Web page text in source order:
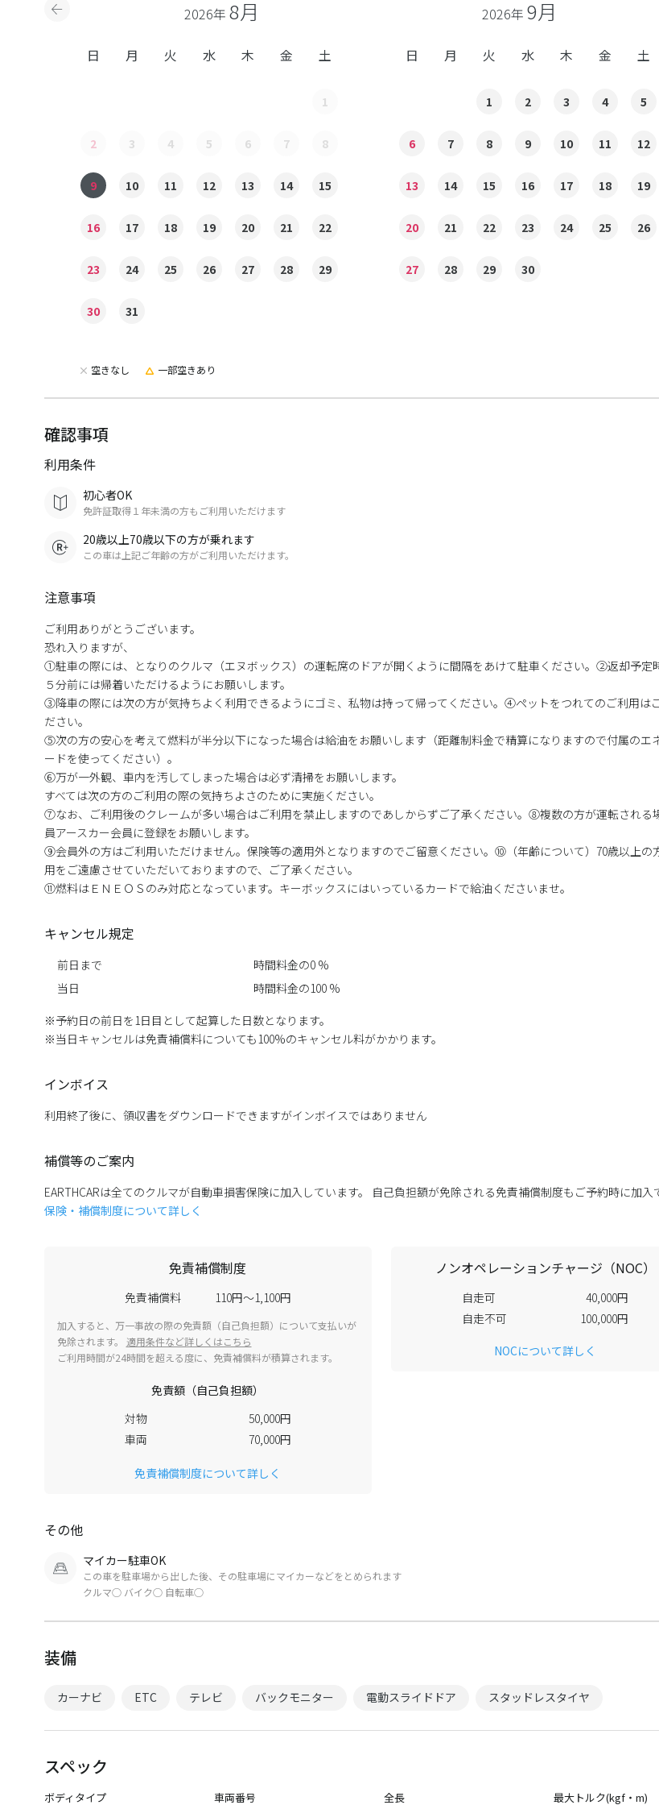
2026年 8月 2026年 9月
日 月 火 水 木 金 土
1
2 3 4 5 6 7 8
9 10 11 12 13 14 15
16 17 18 19 20 21 22
23 24 25 26 27 28 29
30 31
日 月 火 水 木 金 土
1 2 3 4 5
6 7 8 9 10 11 12
13 14 15 16 17 18 19
20 21 22 23 24 25 26
27 28 29 30
空きなし 一部空きあり
確認事項
利用条件
初心者OK
免許証取得１年未満の方もご利用いただけます
20歳以上70歳以下の方が乗れます
この車は上記ご年齢の方がご利用いただけます。
注意事項
ご利用ありがとうございます。
恐れ入りますが、
①駐車の際には、となりのクルマ（エヌボックス）の運転席のドアが開くように間隔をあけて駐車ください。②返却予定
５分前には帰着いただけるようにお願いします。
③降車の際には次の方が気持ちよく利用できるようにゴミ、私物は持って帰ってください。④ペットをつれてのご利用は
ださい。
⑤次の方の安心を考えて燃料が半分以下になった場合は給油をお願いします（距離制料金で精算になりますので付属のエ
ードを使ってください）。
⑥万が一外観、車内を汚してしまった場合は必ず清掃をお願いします。
すべては次の方のご利用の際の気持ちよさのために実施ください。
⑦なお、ご利用後のクレームが多い場合はご利用を禁止しますのであしからずご了承ください。⑧複数の方が運転される
員アースカー会員に登録をお願いします。
⑨会員外の方はご利用いただけません。保険等の適用外となりますのでご留意ください。⑩（年齢について）70歳以上の
用をご遠慮させていただいておりますので、ご了承ください。
⑪燃料はＥＮＥＯＳのみ対応となっています。キーボックスにはいっているカードで給油くださいませ。
キャンセル規定
前日まで
時間料金の0 %
当日
時間料金の100 %
予約日の前日を1日目として起算した日数となります。
当日キャンセルは免責補償料についても100%のキャンセル料がかかります。
インボイス
利用終了後に、領収書をダウンロードできますがインボイスではありません
補償等のご案内
EARTHCARは全てのクルマが自動車損害保険に加入しています。 自己負担額が免除される免責補償制度もご予約時に加入
保険・補償制度について詳しく
免責補償制度
免責補償料 110円～1,100円
加入すると、万一事故の際の免責額（自己負担額）について支払いが
免除されます。 適用条件など詳しくはこちら
ご利用時間が24時間を超える度に、免責補償料が積算されます。
免責額（自己負担額）
対物
50,000円
車両
70,000円
免責補償制度について詳しく
ノンオペレーションチャージ（NOC）
自走可
40,000円
自走不可
100,000円
NOCについて詳しく
その他
マイカー駐車OK
この車を駐車場から出した後、その駐車場にマイカーなどをとめられます
クルマ○ バイク○ 自転車○
装備
カーナビ ETC テレビ バックモニター 電動スライドドア スタッドレスタイヤ
スペック
ボディタイプ 車両番号 全長 最大トルク(kgf・m)